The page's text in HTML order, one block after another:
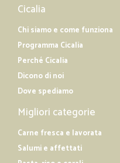
Cicalia
Chi siamo e come funziona
Programma Cicalia
Perché Cicalia
Dicono di noi
Dove spediamo
Migliori categorie
Carne fresca e lavorata
Salumi e affettati